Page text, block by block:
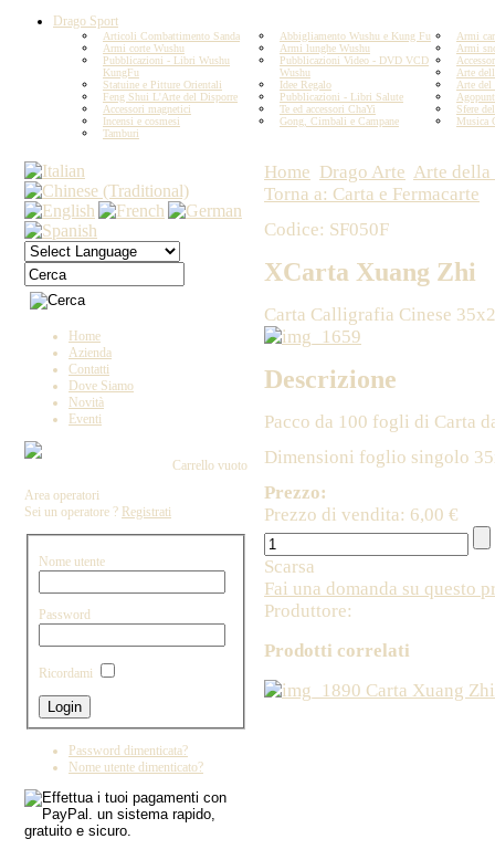
Drago Sport
Articoli Combattimento Sanda Abbigliamento Wushu e Kung Fu
Armi
Armi corte Wushu
Armi lunghe Wushu
Armi
Pubblicazioni - Libri Wushu
KungFu
Pubblicazioni Video - DVD VCD
Wushu
Arte
Statuine e Pitture Orientali
Idee Regalo
Arte del
Feng Shui L'Arte del Disporre
Pubblicazioni - Libri Salute
Accessori magnetici
Te ed accessori ChaYi
Sfere
Incensi e cosmesi
Gong, Cimbali e Campane
Musica
Tamburi
Home
Azienda
Contatti
Dove Siamo
Novità
Eventi
Carrello vuoto
Area operatori
Sei un operatore ? Registrati
Nome utente
Password
Ricordami
Password dimenticata?
Nome utente dimenticato?
Home Drago Arte Arte
Torna a: Carta e Fermacarte
Codice: SF050F
XCarta Xuang Zhi
Carta Calligrafia Cinese
Descrizione
Pacco da 100 fogli di Carta
Dimensioni foglio singolo
Prezzo:
Prezzo di vendita: 6,00 €
Scarsa
Fai una domanda su questo
Produttore:
Prodotti correlati
Carta Xuang Zhi